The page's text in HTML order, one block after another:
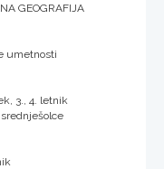
GEOGRAFIJA
umetnosti
3., 4. letnik